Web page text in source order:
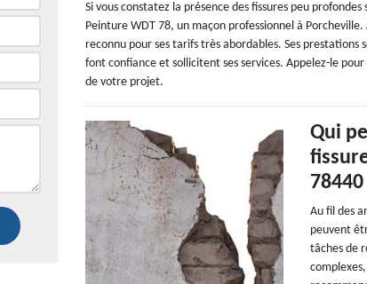
Si vous constatez la présence des fissures peu
Peinture WDT 78, un maçon professionnel à
reconnu pour ses tarifs très abordables. Ses
font confiance et sollicitent ses services. Appelez-le
de votre projet.
Qui
Au fil des
peuvent
tâches de